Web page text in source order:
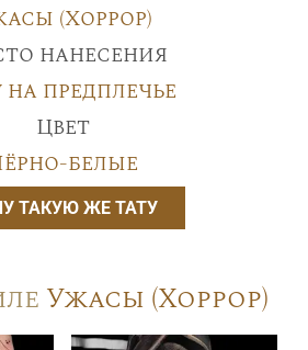
(Хоррор)
нанесения
на предплечье
Цвет
белые
ТАКУЮ ЖЕ ТАТУ
Ужасы (Хоррор)